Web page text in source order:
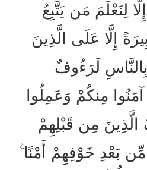
لِنَعْلَمَ مَن يَتَّبِعُ
إِلَّا عَلَى الَّذِينَ
بِالنَّاسِ لَرَءُوفٌ
آمَنُوا مِنكُمْ وَعَمِلُوا
مِن قَبْلِهِمْ
بَعْدِ خَوْفِهِمْ أَمْنًا